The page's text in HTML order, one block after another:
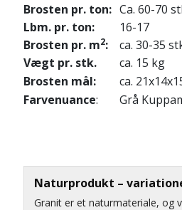
Brosten pr. ton: Ca. 60-70
Lbm. pr. ton:
16-17
Brosten pr. m2:
ca. 30-35
Vægt pr. stk.
ca. 15 kg
Brosten mål:
ca.
Farvenuance: Grå
Naturprodukt –
Granit er et naturmateriale, og